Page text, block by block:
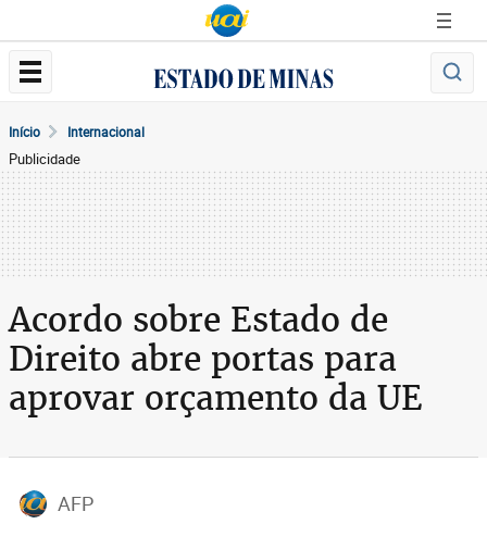
Início Internacional
Publicidade
Acordo sobre Estado de
Direito abre portas para
aprovar orçamento da UE
AFP